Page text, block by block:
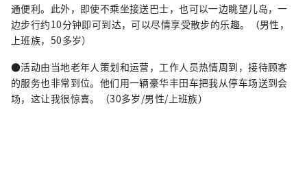
通便利。此外，即使不乘坐接送巴士，也可以一边眺望儿岛，一
边步行约10分钟即可到达，可以尽情享受散步的乐趣。（男性，
上班族，50多岁）
●活动由当地老年人策划和运营，工作人员热情周到，接待顾客
的服务也非常到位。他们用一辆豪华丰田车把我从停车场送到会
场，这让我很惊喜。（30多岁/男性/上班族）